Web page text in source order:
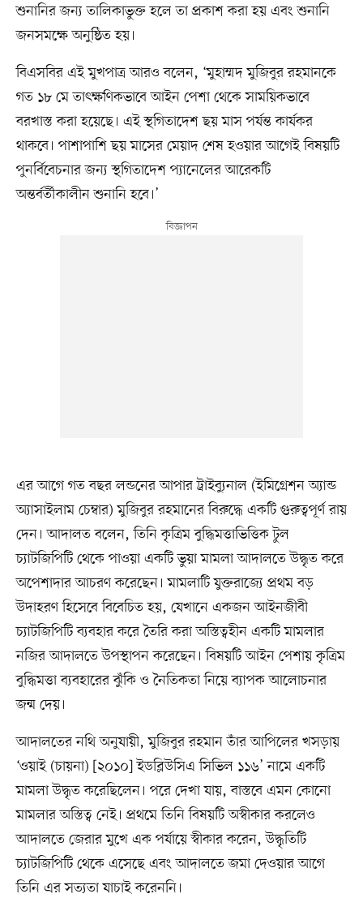
শুনানির জন্য তালিকাভুক্ত হলে তা প্রকাশ করা হয় এবং শুনানি
জনসমক্ষে অনুষ্ঠিত হয়।
বিএসবির এই মুখপাত্র আরও বলেন, ‘মুহাম্মদ মুজিবুর রহমানকে
গত ১৮ মে তাৎক্ষণিকভাবে আইন পেশা থেকে সাময়িকভাবে
বরখাস্ত করা হয়েছে। এই স্থগিতাদেশ ছয় মাস পর্যন্ত কার্যকর
থাকবে। পাশাপাশি ছয় মাসের মেয়াদ শেষ হওয়ার আগেই বিষয়টি
পুনর্বিবেচনার জন্য স্থগিতাদেশ প্যানেলের আরেকটি
অন্তর্বর্তীকালীন শুনানি হবে।’
এর আগে গত বছর লন্ডনের আপার ট্রাইব্যুনাল (ইমিগ্রেশন অ্যান্ড
অ্যাসাইলাম চেম্বার) মুজিবুর রহমানের বিরুদ্ধে একটি গুরুত্বপূর্ণ রায়
দেন। আদালত বলেন, তিনি কৃত্রিম বুদ্ধিমত্তাভিত্তিক টুল
চ্যাটজিপিটি থেকে পাওয়া একটি ভুয়া মামলা আদালতে উদ্ধৃত করে
অপেশাদার আচরণ করেছেন। মামলাটি যুক্তরাজ্যে প্রথম বড়
উদাহরণ হিসেবে বিবেচিত হয়, যেখানে একজন আইনজীবী
চ্যাটজিপিটি ব্যবহার করে তৈরি করা অস্তিত্বহীন একটি মামলার
নজির আদালতে উপস্থাপন করেছেন। বিষয়টি আইন পেশায় কৃত্রিম
বুদ্ধিমত্তা ব্যবহারের ঝুঁকি ও নৈতিকতা নিয়ে ব্যাপক আলোচনার
জন্ম দেয়।
আদালতের নথি অনুযায়ী, মুজিবুর রহমান তাঁর আপিলের খসড়ায়
‘ওয়াই (চায়না) [২০১০] ইডব্লিউসিএ সিভিল ১১৬’ নামে একটি
মামলা উদ্ধৃত করেছিলেন। পরে দেখা যায়, বাস্তবে এমন কোনো
মামলার অস্তিত্ব নেই। প্রথমে তিনি বিষয়টি অস্বীকার করলেও
আদালতে জেরার মুখে এক পর্যায়ে স্বীকার করেন, উদ্ধৃতিটি
চ্যাটজিপিটি থেকে এসেছে এবং আদালতে জমা দেওয়ার আগে
তিনি এর সত্যতা যাচাই করেননি।